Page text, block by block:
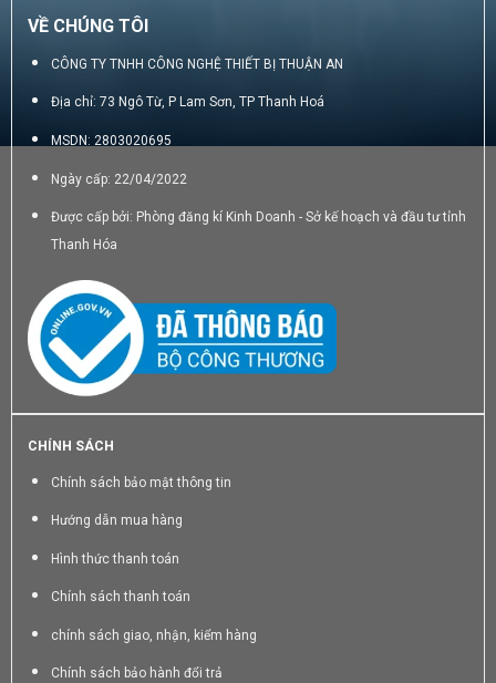
VỀ CHÚNG TÔI
CÔNG TY TNHH CÔNG NGHỆ THIẾT BỊ THUẬN AN
Địa chỉ: 73 Ngô Từ, P Lam Sơn, TP Thanh Hoá
MSDN: 2803020695
Ngày cấp: 22/04/2022
Được cấp bởi: Phòng đăng kí Kinh Doanh - Sở kế hoạch và đầu tư tỉnh
Thanh Hóa
CHÍNH SÁCH
Chính sách bảo mật thông tin
Hướng dẫn mua hàng
Hình thức thanh toán
Chính sách thanh toán
chính sách giao, nhận, kiểm hàng
Chính sách bảo hành đổi trả